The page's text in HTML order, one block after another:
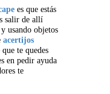
es que estás
salir de allí
usando objetos
acertijos
te quedes
en pedir ayuda
te